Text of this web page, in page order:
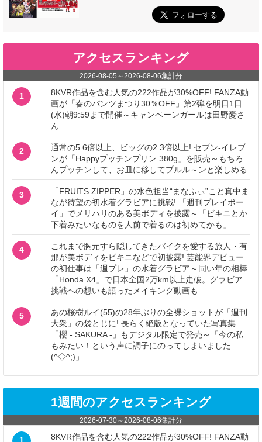
アクセスランキング
2026-08-05 ～ 2026-08-06集計分
1
8KVR作品を含む人気の222作品が30%OFF! FANZA動
画が「春のパンツまつり30％OFF」第2弾を明日1日
(水)朝9:59まで開催～キャンペーンガールは田野憂さ
ん
2
通常の5.6倍以上、ビッグの2.3倍以上! セブン‐イレブ
ンが「Happyプッチンプリン 380g」を販売～もちろ
んプッチンして、お皿に移してプルル～ンと楽しめる
3
「FRUITS ZIPPER」の水色担当“まなふぃ”こと真中ま
なが待望の初水着グラビアに挑戦! 「週刊プレイボー
イ」でメリハリのある美ボディを披露～「ビキニとか
下着みたいなものを人前で着るのは初めてかも」
4
これまで胸元すら隠してきたバイクを愛する旅人・有
那が美ボディをビキニなどで初披露! 芸能界デビュー
の初仕事は「週プレ」の水着グラビア～同い年の相棒
「Honda X4」で日本全国2万km以上走破。グラビア
挑戦への想いも語ったメイキング動画も
5
あの桜樹ルイ(55)の28年ぶりの全裸ショットが「週刊
大衆」の袋とじに! 長らく絶版となっていた写真集
「櫻 - SAKURA -」もデジタル限定で発売～「今の私
もみたい！という声に調子にのってしまいました
(^◇^;)」
1週間のアクセスランキング
2026-07-30～ 2026-08-06集計分
1 8KVR作品を含む人気の222作品が30%OFF! FANZA動